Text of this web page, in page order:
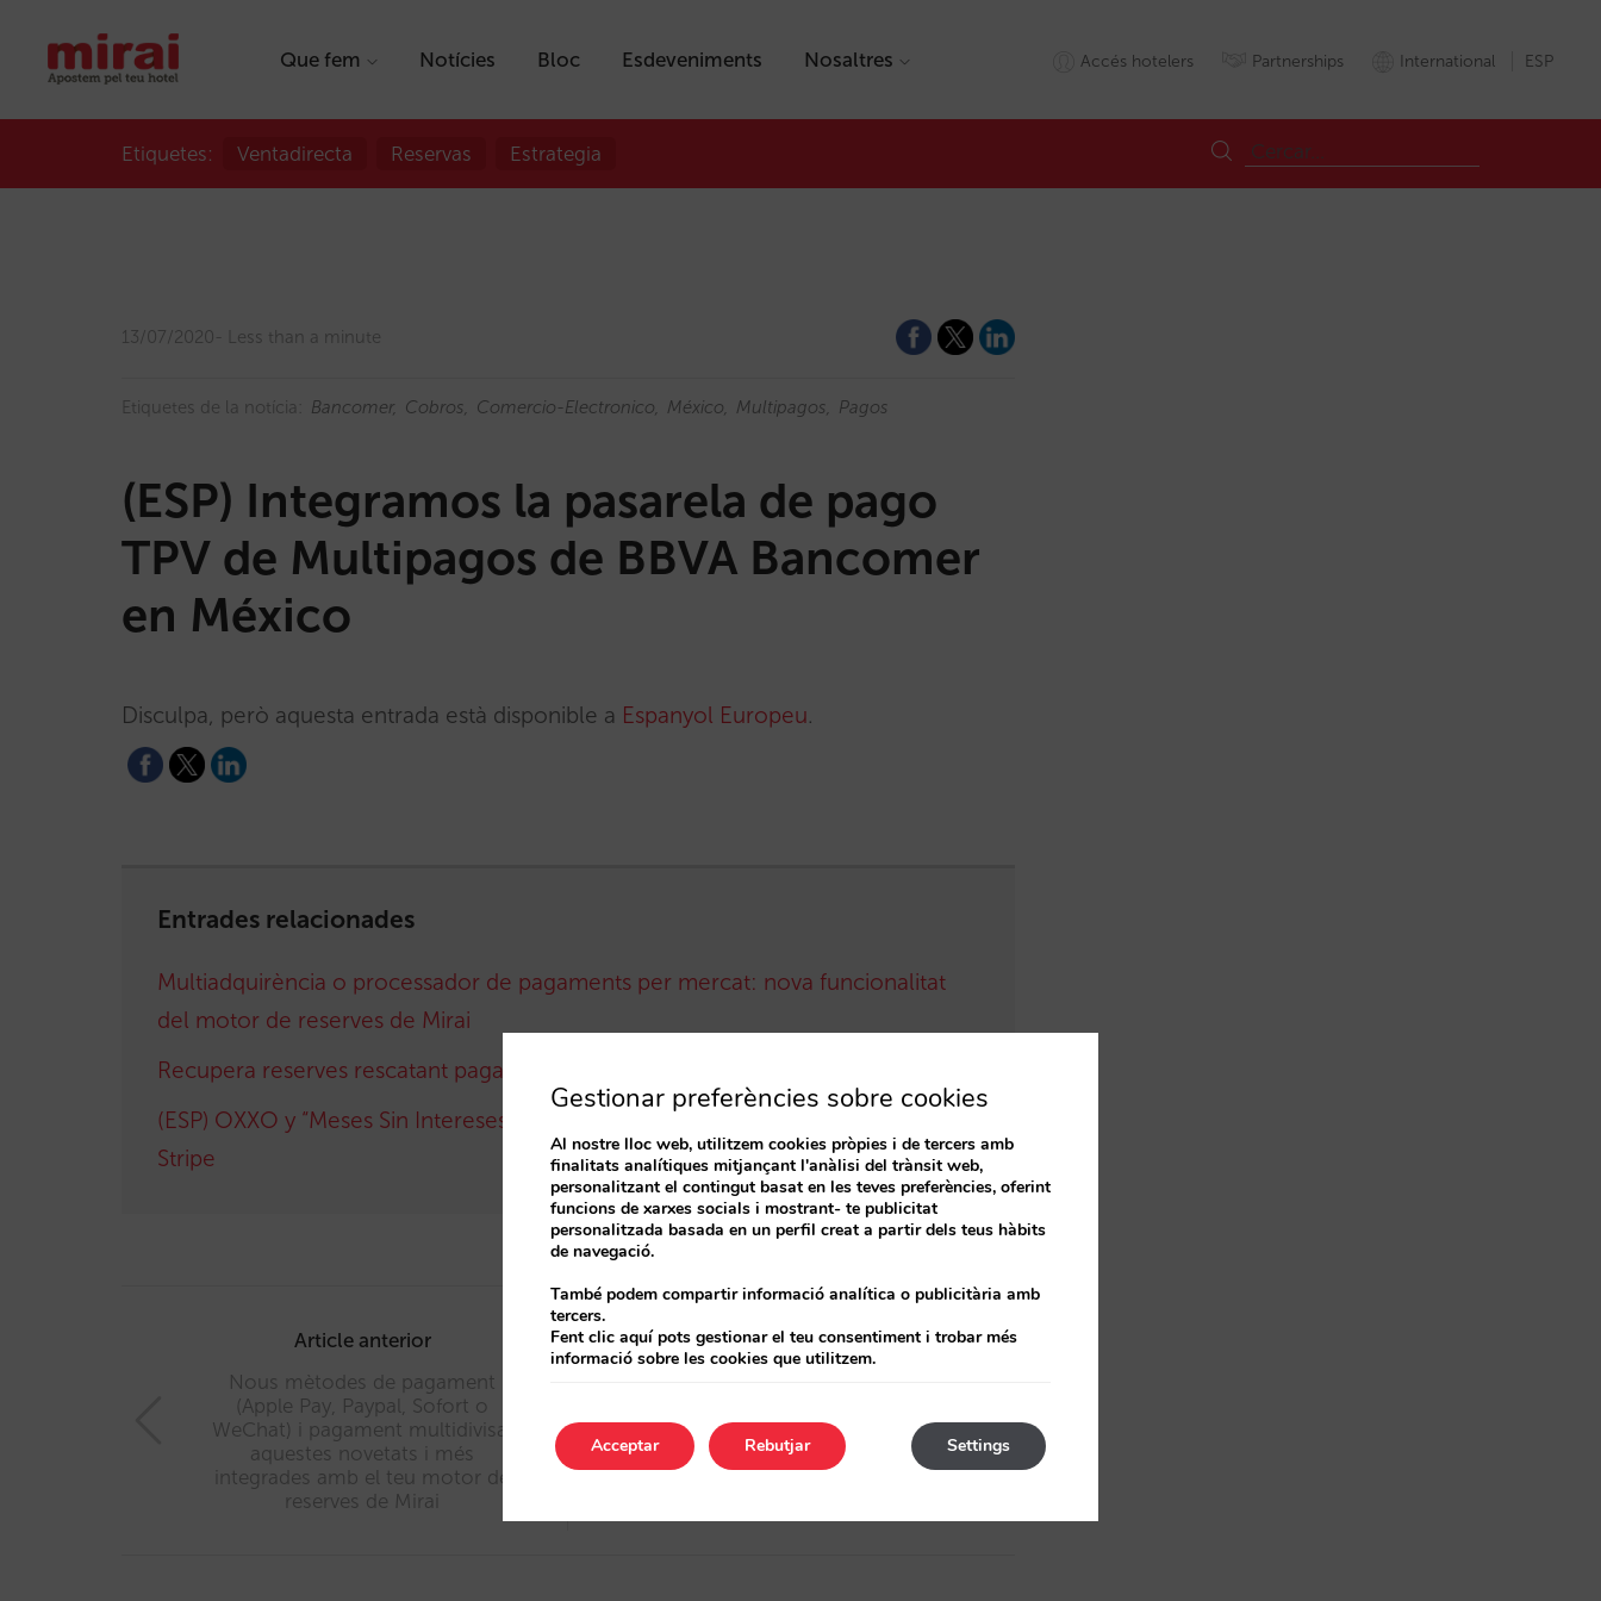
Que fem Notícies Bloc Esdeveniments Nosaltres Accés hotelers Partnerships International ESP
Etiquetes: Ventadirecta Reservas Estrategia
13/07/2020 Less than a minute
Etiquetes de la notícia: Bancomer Cobros Comercio-Electronico México Multipagos Pagos
(ESP) Integramos la pasarela de pago
TPV de Multipagos de BBVA Bancomer
en México
Disculpa, però aquesta entrada està disponible a Espanyol Europeu.
Entrades relacionades
Multiadquirència o processador de pagaments per mercat: nova funcionalitat
del motor de reserves de Mirai
Recupera reserves rescatant pagaments fallits a la plataforma de pagaments
(ESP) OXXO y “Meses Sin Intereses”, disponibles ya en nuestra integración con
Stripe
Article anterior
Nous mètodes de pagament
(Apple Pay, Paypal, Sofort o
WeChat) i pagament multidivisa:
aquestes novetats i més
integrades amb el teu motor de
reserves de Mirai
Article següent
República Dominicana
Gestionar preferències sobre cookies
Al nostre lloc web, utilitzem cookies pròpies i de tercers amb
finalitats analítiques mitjançant l'anàlisi del trànsit web,
personalitzant el contingut basat en les teves preferències, oferint
funcions de xarxes socials i mostrant- te publicitat
personalitzada basada en un perfil creat a partir dels teus hàbits
de navegació.
També podem compartir informació analítica o publicitària amb
tercers.
Fent clic aquí pots gestionar el teu consentiment i trobar més
informació sobre les cookies que utilitzem.
Acceptar Settings
Rebutjar